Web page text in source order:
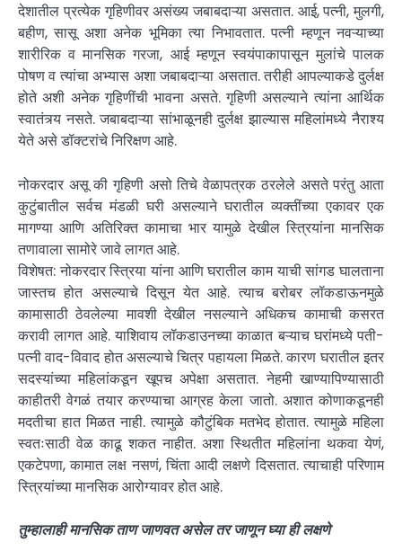
देशातील प्रत्येक गृहिणीवर असंख्य जबाबदाऱ्या असतात. आई, पत्नी, मुलगी,
बहीण, सासू अशा अनेक भूमिका त्या निभावतात. पत्नी म्हणून नवऱ्याच्या
शारीरिक व मानसिक गरजा, आई म्हणून स्वयंपाकापासून मुलांचे पालक
पोषण व त्यांचा अभ्यास अशा जबाबदाऱ्या असतात. तरीही आपल्याकडे दुर्लक्ष
होते अशी अनेक गृहिणींची भावना असते. गृहिणी असल्याने त्यांना आर्थिक
स्वातंत्र्य नसते. जबाबदाऱ्या सांभाळूनही दुर्लक्ष झाल्यास महिलांमध्ये नैराश्य
येते असे डॉक्टरांचे निरिक्षण आहे.
नोकरदार असू की गृहिणी असो तिचे वेळापत्रक ठरलेले असते परंतु आता
कुटुंबातील सर्वच मंडळी घरी असल्याने घरातील व्यक्तींच्या एकावर एक
मागण्या आणि अतिरिक्त कामाचा भार यामुळे देखील स्त्रियांना मानसिक
तणावाला सामोरे जावे लागत आहे.
विशेषत: नोकरदार स्त्रिया यांना आणि घरातील काम याची सांगड घालताना
जास्तच होत असल्याचे दिसून येत आहे. त्याच बरोबर लॉकडाऊनमुळे
कामासाठी ठेवलेल्या मावशी देखील नसल्याने अधिकच कामाची कसरत
करावी लागत आहे. याशिवाय लॉकडाउनच्या काळात बऱ्याच घरांमध्ये पती-
पत्नी वाद-विवाद होत असल्याचे चित्र पहायला मिळते. कारण घरातील इतर
सदस्यांच्या महिलांकडून खूपच अपेक्षा असतात. नेहमी खाण्यापिण्यासाठी
काहीतरी वेगळं तयार करण्याचा आग्रह केला जातो. अशात कोणाकडूनही
मदतीचा हात मिळत नाही. त्यामुळे कौटुंबिक मतभेद होतात. त्यामुळे महिला
स्वतःसाठी वेळ काढू शकत नाहीत. अशा स्थितीत महिलांना थकवा येणं,
एकटेपणा, कामात लक्ष नसणं, चिंता आदी लक्षणे दिसतात. त्याचाही परिणाम
स्त्रियांच्या मानसिक आरोग्यावर होत आहे.
तुम्हालाही मानसिक ताण जाणवत असेल तर जाणून घ्या ही लक्षणे